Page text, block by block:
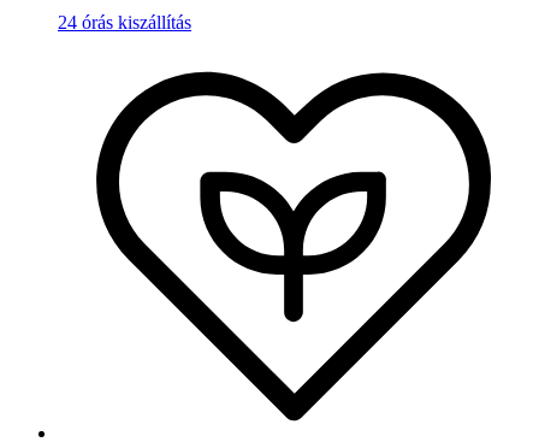
24 órás kiszállítás